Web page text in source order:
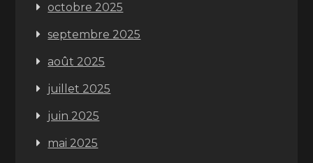
octobre 2025
septembre 2025
août 2025
juillet 2025
juin 2025
mai 2025